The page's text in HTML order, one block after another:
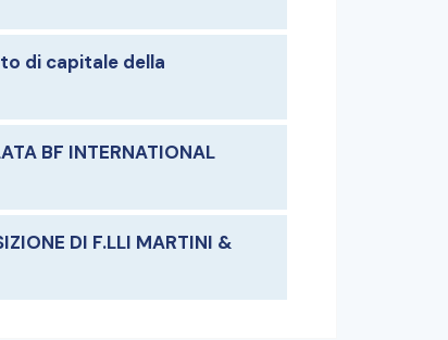
di capitale della
BF INTERNATIONAL
DI F.LLI MARTINI &